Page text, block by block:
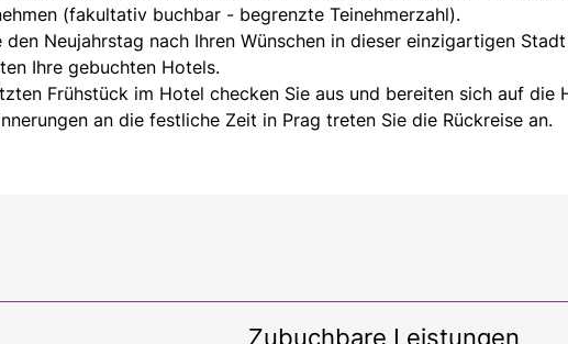
(fakultativ buchbar - begrenzte Teinehmerzahl).
den Neujahrstag nach Ihren Wünschen in dieser einzigartigen
Ihre gebuchten Hotels.
Frühstück im Hotel checken Sie aus und bereiten sich auf die
an die festliche Zeit in Prag treten Sie die Rückreise an.
Zubuchbare Leistungen